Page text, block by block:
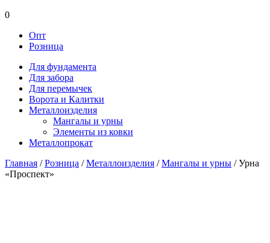
0
Опт
Розница
Для фундамента
Для забора
Для перемычек
Ворота и Калитки
Металлоизделия
Мангалы и урны
Элементы из ковки
Металлопрокат
Главная /Розница /Металлоизделия /Мангалы и урны / Урна
«Проспект»